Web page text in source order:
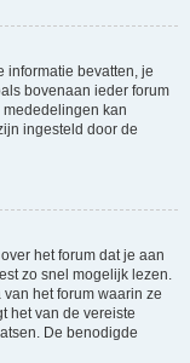
bevatten, je
bovenaan ieder forum
kan
ingesteld door de
het forum dat je aan
zo snel mogelijk lezen.
het forum waarin ze
het van de vereiste
De benodigde